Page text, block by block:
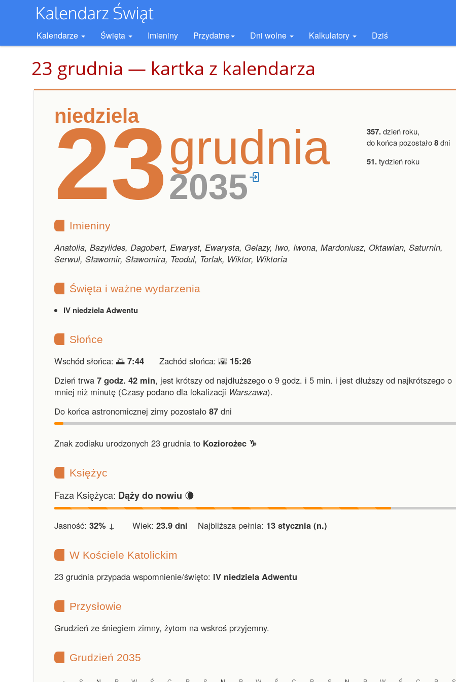
Kalendarze Święta Imieniny Przydatne Dni wolne Kalkulatory Dziś
23 grudnia — kartka z kalendarza
niedziela
23grudnia
2035
357.dzień roku,
do końca pozostało8dni
51.tydzień roku
Imieniny
Anatolia, Bazylides, Dagobert, Ewaryst, Ewarysta, Gelazy, Iwo, Iwona, Mardoniusz, Oktawian, Saturnin,
Serwul, Sławomir, Sławomira, Teodul, Torlak, Wiktor, Wiktoria
Święta i ważne wydarzenia
IV niedziela Adwentu
Słońce
Wschód słońca: 🌅 7:44 Zachód słońca: 🌇 15:26
Dzień trwa 7 godz. 42 min, jest krótszy od najdłuższego o 9 godz. i 5 min. i jest dłuższy od najkrótszego o
mniej niż minutę (Czasy podano dla lokalizacji Warszawa).
Do końca astronomicznej zimy pozostało 87 dni
Znak zodiaku urodzonych 23 grudnia to Koziorożec ♑︎
Księżyc
Faza Księżyca: Dąży do nowiu 🌘
Jasność: 32% ↓ Wiek: 23.9 dni Najbliższa pełnia: 13 stycznia (n.)
W Kościele Katolickim
23 grudnia przypada wspomnienie/święto: IV niedziela Adwentu
Przysłowie
Grudzień ze śniegiem zimny, żytom na wskroś przyjemny.
Grudzień 2035